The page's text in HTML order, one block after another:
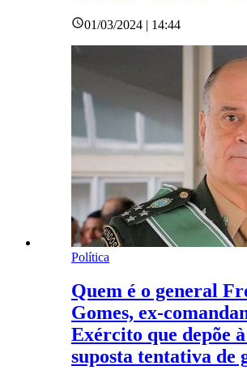
01/03/2024 | 14:44
Política
Quem é o general
Gomes, ex-
Exército que depõe
suposta tentativa de